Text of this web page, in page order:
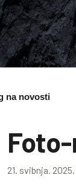
na novosti
21. svibnja. 2025.